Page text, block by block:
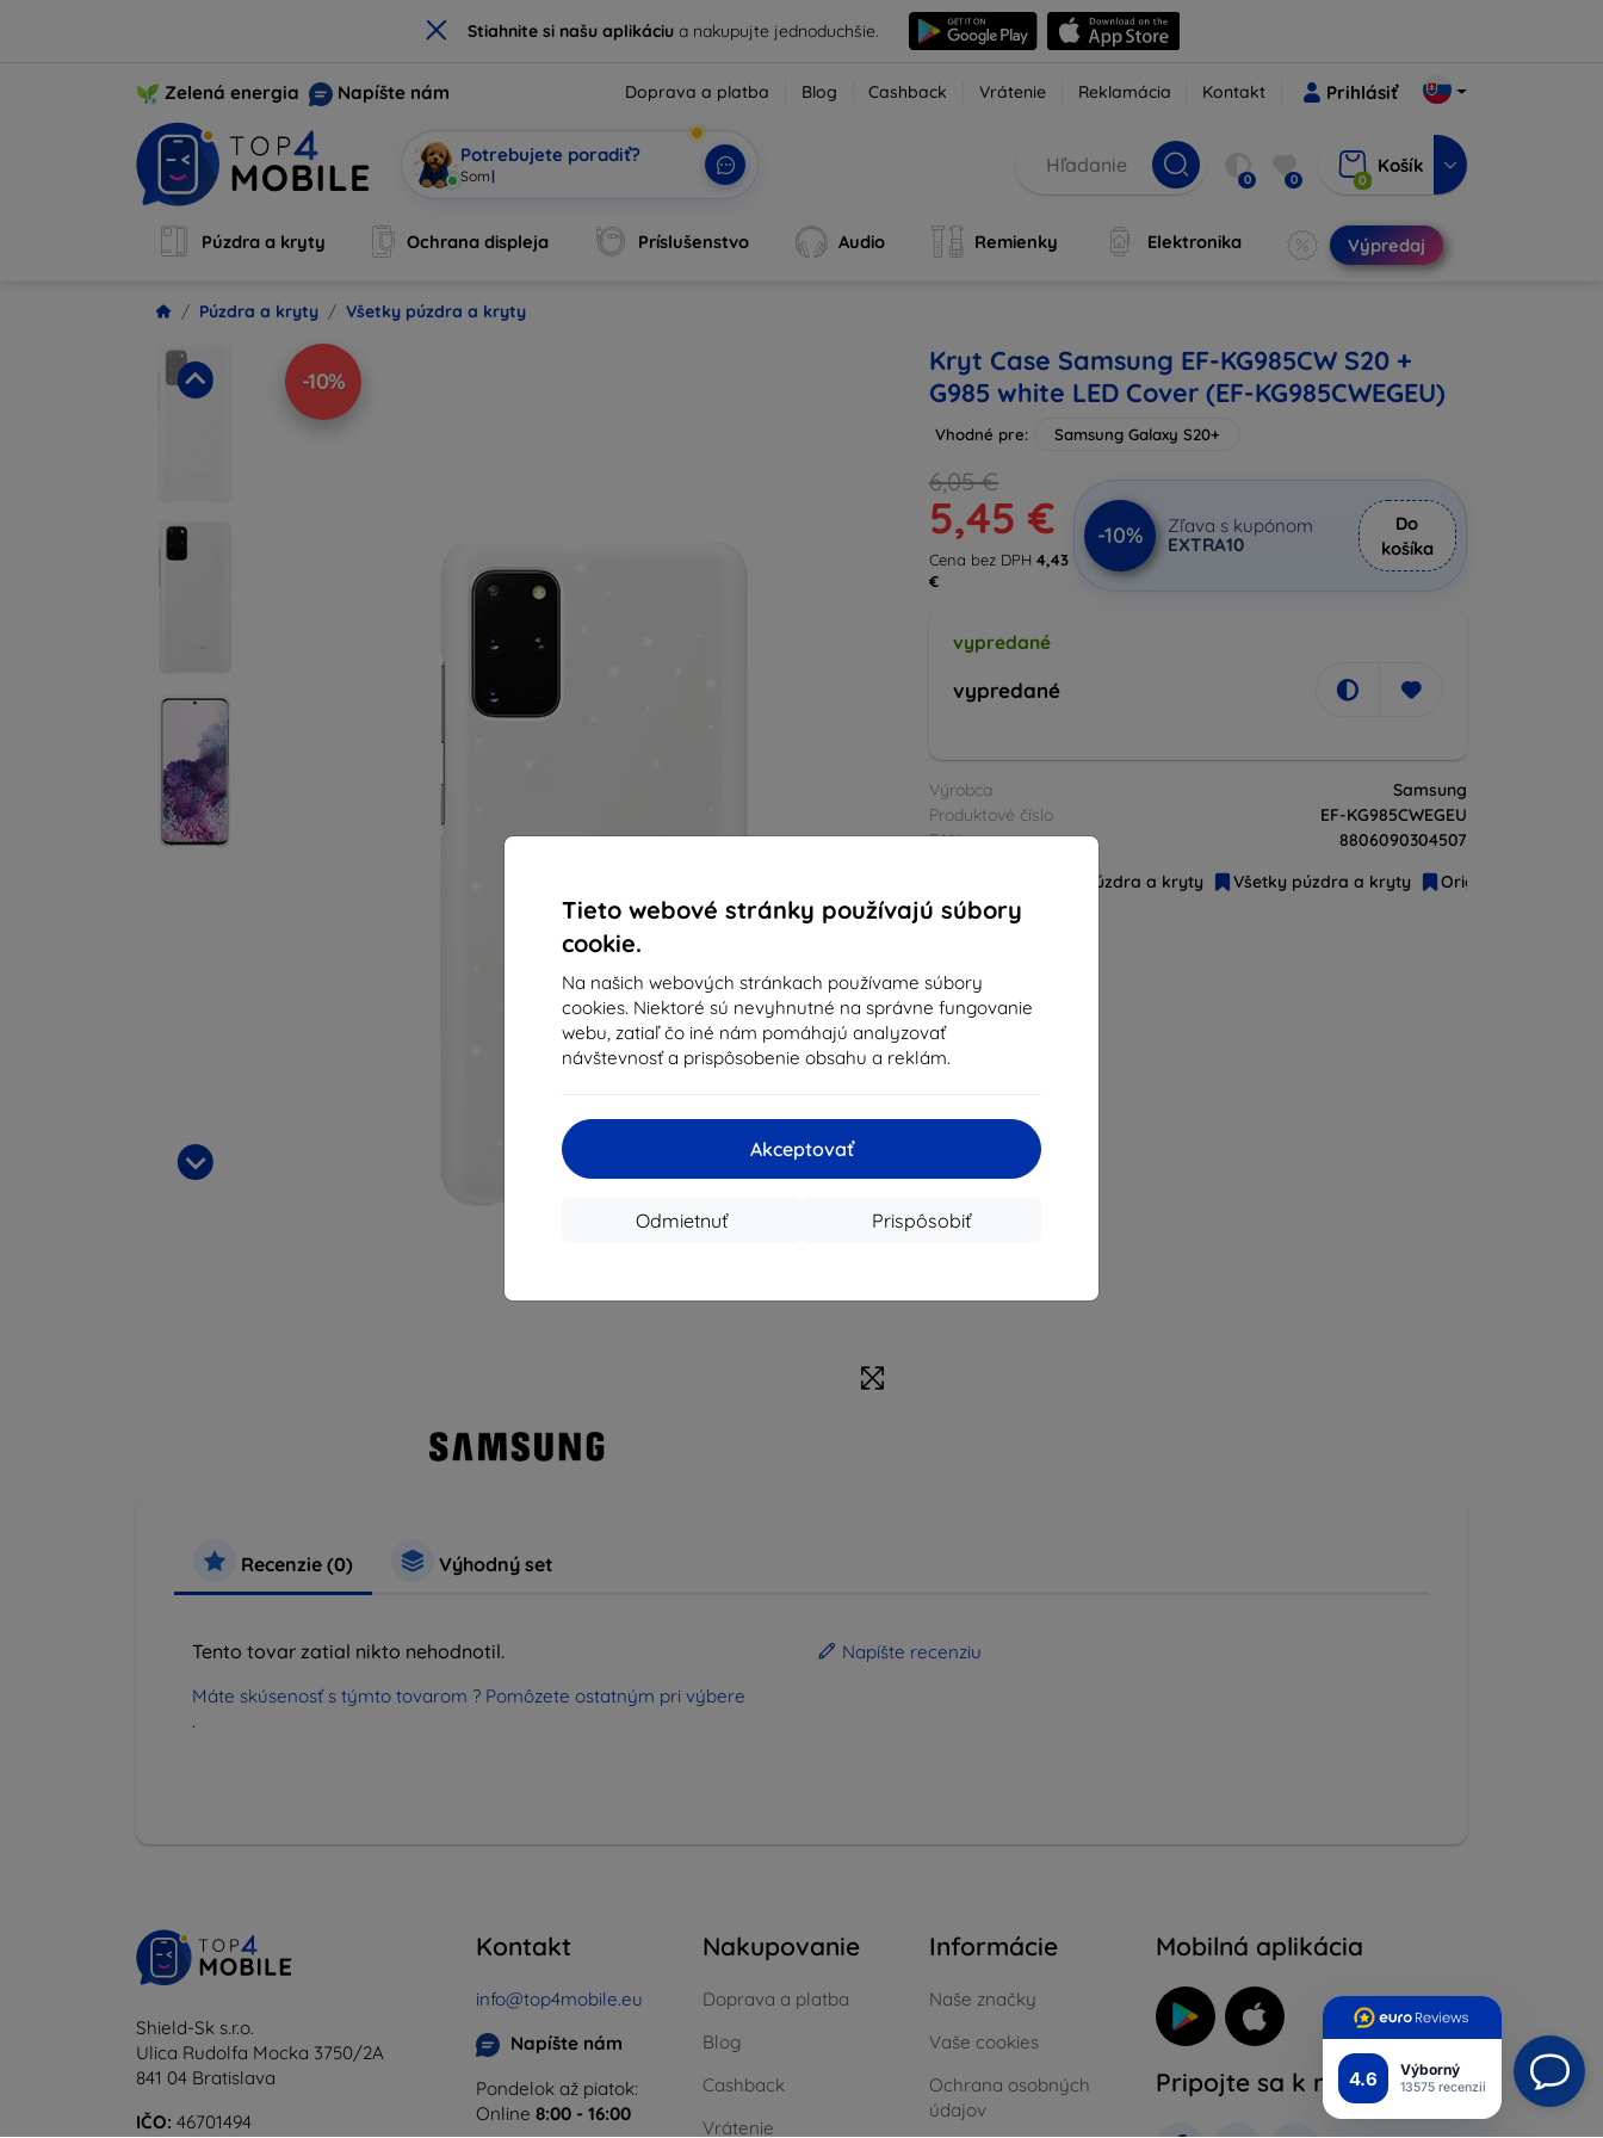
× Stiahnite si našu aplikáciua nakupujte jednoduchšie.
4.6 Výborný
13575 recenzií
Tieto webové stránky používajú súbory
cookie.
Na našich webových stránkach používame súbory
cookies. Niektoré sú nevyhnutné na správne fungovanie
webu, zatiaľ čo iné nám pomáhajú analyzovať
návštevnosť a prispôsobenie obsahu a reklám.
Akceptovať
Prispôsobiť
Odmietnuť
Zelená energia Napíšte nám Doprava a platba Blog Cashback Vrátenie Reklamácia Kontakt Prihlásiť
Potrebujete poradiť?
Som Mobi, 0 0 0
Košík
Púzdra a kryty Ochrana displeja Príslušenstvo Audio Remienky Elektronika Výpredaj
Púzdra a kryty Všetky púzdra a kryty
-10%
Kryt Case Samsung EF-KG985CW S20 +
G985 white LED Cover (EF-KG985CWEGEU)
Vhodné pre: Samsung Galaxy S20+
6,05 €
5,45 €
Cena bez DPH 4,43
€
-10%
Zľava s kupónom
EXTRA10
Do
košíka
vypredané
vypredané
Výrobca
Samsung
Produktové číslo
EF-KG985CWEGEU
EAN
8806090304507
Púzdra a kryty Všetky púzdra a kryty Originál
Recenzie (0) Výhodný set
Tento tovar zatial nikto nehodnotil.
Máte skúsenosť s týmto tovarom ? Pomôzete ostatným pri výbere
.
Napíšte recenziu
Shield-Sk s.r.o.
Ulica Rudolfa Mocka 3750/2A
841 04 Bratislava
IČO: 46701494
Kontakt
info@top4mobile.eu
Napíšte nám
Pondelok až piatok:
Online 8:00 - 16:00
Nakupovanie
Doprava a platba
Blog
Cashback
Vrátenie
Informácie
Naše značky
Vaše cookies
Ochrana osobných
údajov
Mobilná aplikácia
Pripojte sa k nám